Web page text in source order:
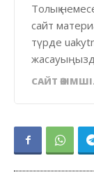
Толық
сайт
түрде
САЙТ